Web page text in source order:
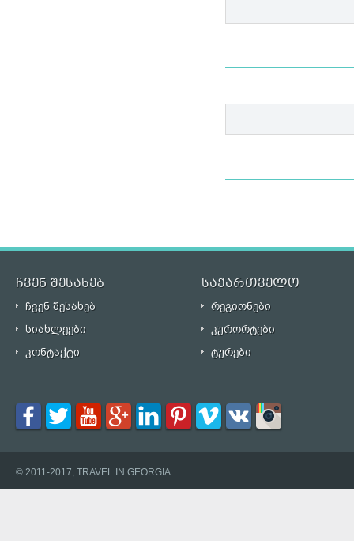
ჩვენ შესახებ საქართველო
ჩვენ შესახებ
რეგიონები
სიახლეები
კურორტები
კონტაქტი
ტურები
© 2011-2017, TRAVEL IN GEORGIA.